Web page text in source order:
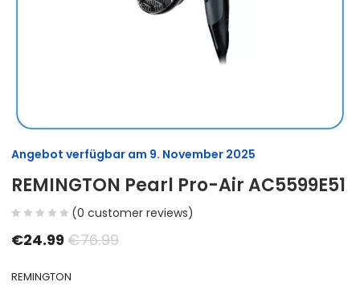
Angebot verfügbar am 9. November 2025
REMINGTON Pearl Pro-Air AC5599E51
(0 customer reviews)
€24.99€76.99
REMINGTON